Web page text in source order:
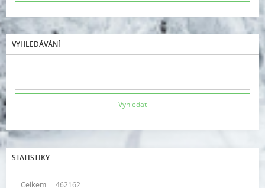
VYHLEDÁVÁNÍ
STATISTIKY
Celkem: 462162